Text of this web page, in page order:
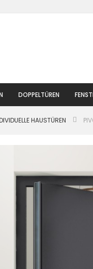
DOPPELTÜREN
HAUSTÜREN